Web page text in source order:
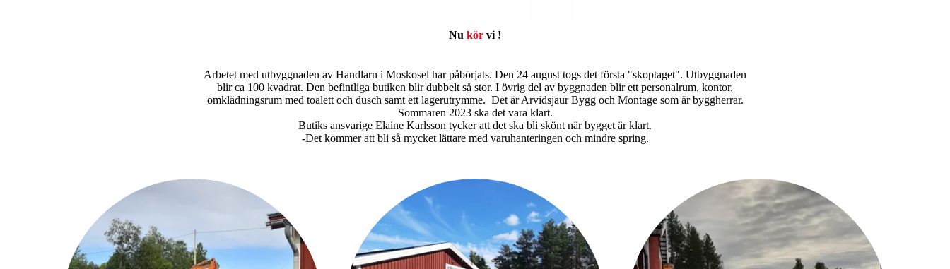
Nu kör vi !
Arbetet med utbyggnaden av Handlarn i Moskosel har påbörjats. Den 24 august togs det första "skoptaget". Utbyggnaden
blir ca 100 kvadrat. Den befintliga butiken blir dubbelt så stor. I övrig del av byggnaden blir ett personalrum, kontor,
omklädningsrum med toalett och dusch samt ett lagerutrymme. Det är Arvidsjaur Bygg och Montage som är byggherrar.
Sommaren 2023 ska det vara klart.
Butiks ansvarige Elaine Karlsson tycker att det ska bli skönt när bygget är klart.
-Det kommer att bli så mycket lättare med varuhanteringen och mindre spring.